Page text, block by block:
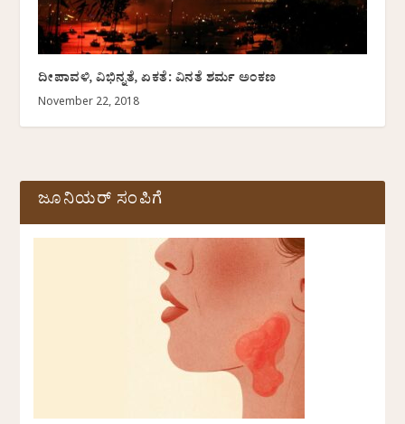
ದೀಪಾವಳಿ, ವಿಭಿನ್ನತೆ, ಏಕತೆ: ವಿನತೆ ಶರ್ಮ ಅಂಕಣ
November 22, 2018
ಜೂನಿಯರ್ ಸಂಪಿಗೆ